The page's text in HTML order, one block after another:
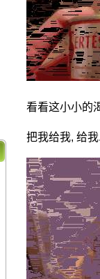
看看这小小的
把我给我, 给